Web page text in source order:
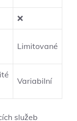
❌
Limitované
Variabilní
služeb